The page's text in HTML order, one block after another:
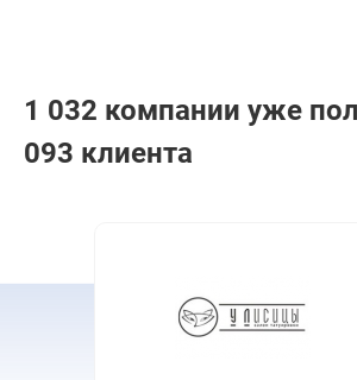
1 032 компании уже
093 клиента